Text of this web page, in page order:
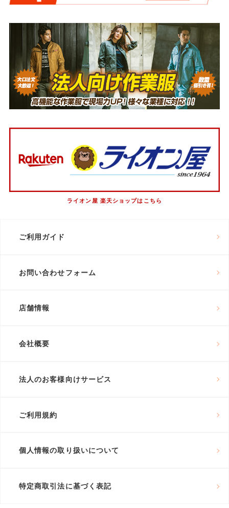
ライオン屋 楽天ショップはこちら
ご利用ガイド
お問い合わせフォーム
店舗情報
会社概要
法人のお客様向けサービス
ご利用規約
個人情報の取り扱いについて
特定商取引法に基づく表記